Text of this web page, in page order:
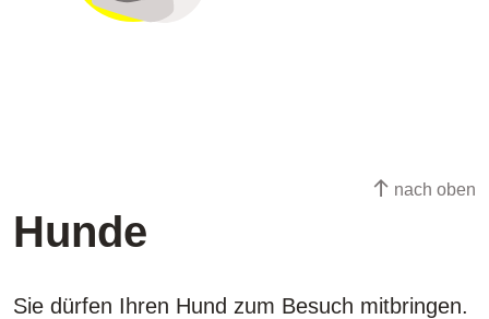
nach oben
Hunde
Sie dürfen Ihren Hund zum Besuch mitbringen.